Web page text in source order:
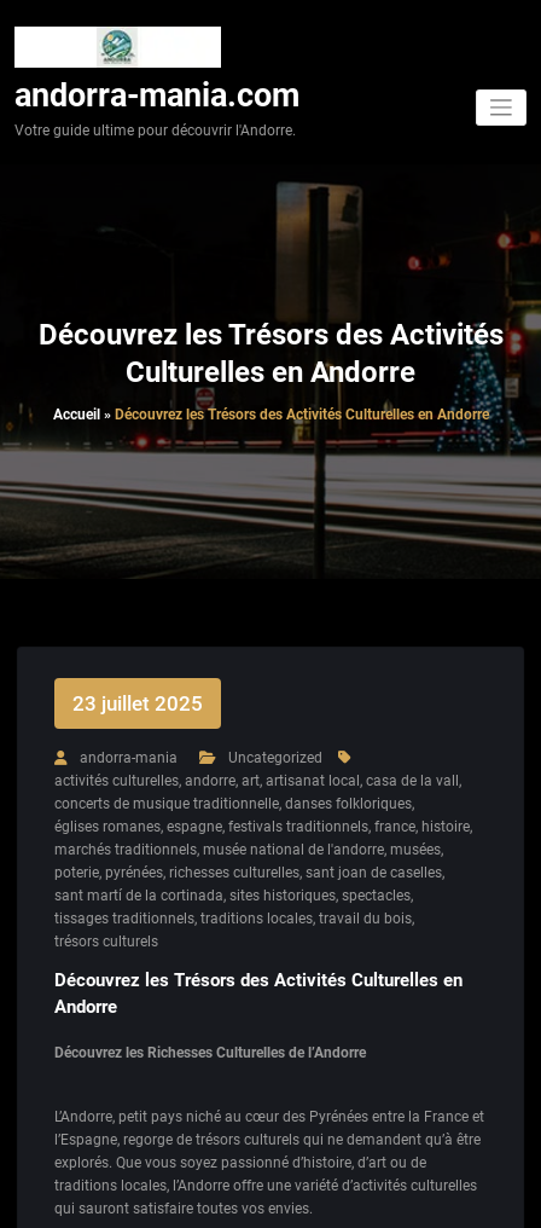
andorra-mania.com
Votre guide ultime pour découvrir l'Andorre.
Découvrez les Trésors des Activités
Culturelles en Andorre
Accueil » Découvrez les Trésors des Activités Culturelles en Andorre
23 juillet 2025
andorra-mania
Uncategorized
activités culturelles, andorre, art, artisanat local , casa de la vall ,
concerts de musique traditionnelle, danses folkloriques,
églises romanes, espagne, festivals traditionnels, france, histoire,
marchés traditionnels, musée national de l'andorre, musées,
poterie, pyrénées, richesses culturelles, sant joan de caselles,
sant martí de la cortinada, sites historiques, spectacles,
tissages traditionnels, traditions locales, travail du bois,
trésors culturels
Découvrez les Trésors des Activités Culturelles en
Andorre
Découvrez les Richesses Culturelles de l’Andorre
L’Andorre, petit pays niché au cœur des Pyrénées entre la France et
l’Espagne, regorge de trésors culturels qui ne demandent qu’à être
explorés. Que vous soyez passionné d’histoire, d’art ou de
traditions locales, l’Andorre offre une variété d’activités culturelles
qui sauront satisfaire toutes vos envies.